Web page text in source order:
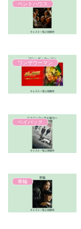
ペントハウス
ワンザウーマン
ペイバック
車輪